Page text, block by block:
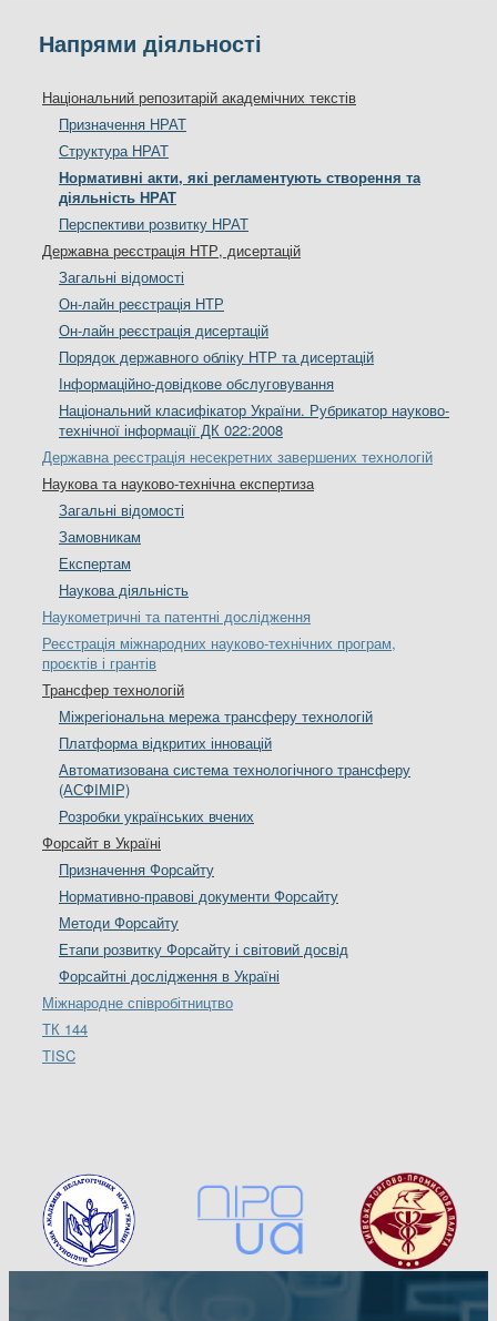
Напрями діяльності
Національний репозитарій академічних текстів
Призначення НРАТ
Структура НРАТ
Нормативні акти, які регламентують створення та
діяльність НРАТ
Перспективи розвитку НРАТ
Державна реєстрація НТР, дисертацій
Загальні відомості
Он-лайн реєстрація НТР
Он-лайн реєстрація дисертацій
Порядок державного обліку НТР та дисертацій
Інформаційно-довідкове обслуговування
Національний класифікатор України. Рубрикатор науково-
технічної інформації ДК 022:2008
Державна реєстрація несекретних завершених технологій
Наукова та науково-технічна експертиза
Загальні відомості
Замовникам
Експертам
Наукова діяльність
Наукометричні та патентні дослідження
Реєстрація міжнародних науково-технічних програм,
проєктів і грантів
Трансфер технологій
Міжрегіональна мережа трансферу технологій
Платформа відкритих інновацій
Автоматизована система технологічного трансферу
(АСФІМІР)
Розробки українських вчених
Форсайт в Україні
Призначення Форсайту
Нормативно-правові документи Форсайту
Методи Форсайту
Етапи розвитку Форсайту і світовий досвід
Форсайтні дослідження в Україні
Міжнародне співробітництво
ТК 144
TISC